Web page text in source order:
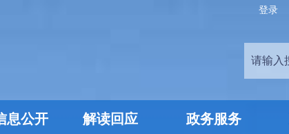
登录
息公开 解读回应 政务服务